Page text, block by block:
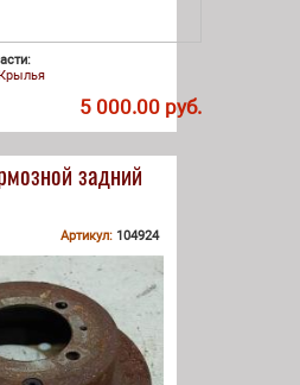
5 000.00 руб.
задний
Артикул: 104924